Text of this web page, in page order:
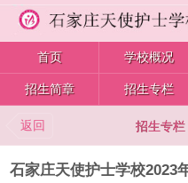
首页 学校概况
招生简章 招生专栏
返回 招生专栏
石家庄天使护士学校2023